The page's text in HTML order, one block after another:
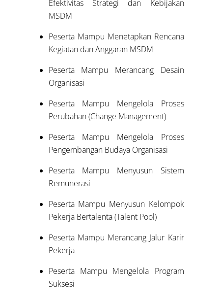
Efektivitas Strategi dan Kebijakan
MSDM
Peserta Mampu Menetapkan Rencana
Kegiatan dan Anggaran MSDM
Peserta Mampu Merancang Desain
Organisasi
Peserta Mampu Mengelola Proses
Perubahan (Change Management)
Peserta Mampu Mengelola Proses
Pengembangan Budaya Organisasi
Peserta Mampu Menyusun Sistem
Remunerasi
Peserta Mampu Menyusun Kelompok
Pekerja Bertalenta (Talent Pool)
Peserta Mampu Merancang Jalur Karir
Pekerja
Peserta Mampu Mengelola Program
Suksesi